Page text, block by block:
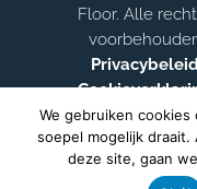
Floor. Alle
Privacybeleid
Disclaimer
We gebruiken
soepel mogelijk
deze site, gaan